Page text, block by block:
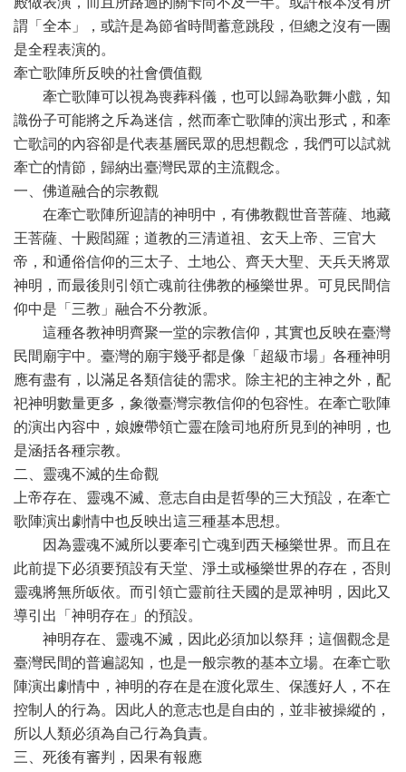
謂「全本」，或許是為節省時間蓄意跳段，但總之沒有一團
是全程表演的。
牽亡歌陣所反映的社會價值觀
牽亡歌陣可以視為喪葬科儀，也可以歸為歌舞小戲，知
識份子可能將之斥為迷信，然而牽亡歌陣的演出形式，和牽
亡歌詞的內容卻是代表基層民眾的思想觀念，我們可以試就
牽亡的情節，歸納出臺灣民眾的主流觀念。
一、佛道融合的宗教觀
在牽亡歌陣所迎請的神明中，有佛教觀世音菩薩、地藏
王菩薩、十殿閻羅；道教的三清道祖、玄天上帝、三官大
帝，和通俗信仰的三太子、土地公、齊天大聖、天兵天將眾
神明，而最後則引領亡魂前往佛教的極樂世界。可見民間信
仰中是「三教」融合不分教派。
這種各教神明齊聚一堂的宗教信仰，其實也反映在臺灣
民間廟宇中。臺灣的廟宇幾乎都是像「超級市場」各種神明
應有盡有，以滿足各類信徒的需求。除主祀的主神之外，配
祀神明數量更多，象徵臺灣宗教信仰的包容性。在牽亡歌陣
的演出內容中，娘嬤帶領亡靈在陰司地府所見到的神明，也
是涵括各種宗教。
二、靈魂不滅的生命觀
上帝存在、靈魂不滅、意志自由是哲學的三大預設，在牽亡
歌陣演出劇情中也反映出這三種基本思想。
因為靈魂不滅所以要牽引亡魂到西天極樂世界。而且在
此前提下必須要預設有天堂、淨土或極樂世界的存在，否則
靈魂將無所皈依。而引領亡靈前往天國的是眾神明，因此又
導引出「神明存在」的預設。
神明存在、靈魂不滅，因此必須加以祭拜；這個觀念是
臺灣民間的普遍認知，也是一般宗教的基本立場。在牽亡歌
陣演出劇情中，神明的存在是在渡化眾生、保護好人，不在
控制人的行為。因此人的意志也是自由的，並非被操縱的，
所以人類必須為自己行為負責。
三、死後有審判，因果有報應